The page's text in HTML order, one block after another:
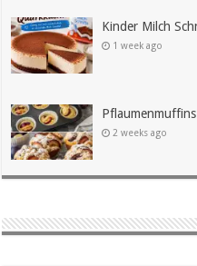
Kinder Milch
1 week ago
Pflaumenmuffins
2 weeks ago